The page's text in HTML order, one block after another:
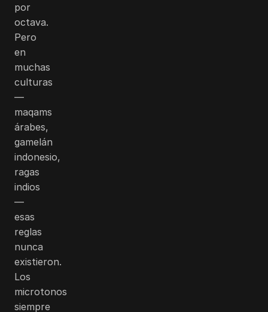
por
octava.
Pero
en
muchas
culturas
—
maqams
árabes,
gamelán
indonesio,
ragas
indios
—
esas
reglas
nunca
existieron.
Los
microtonos
siempre